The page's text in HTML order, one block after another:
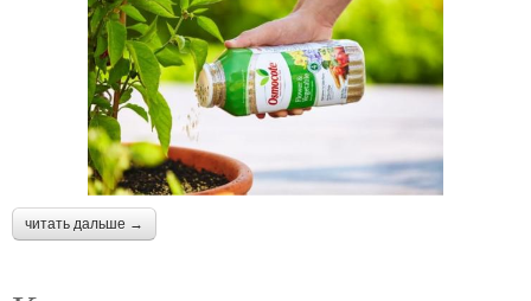
читать дальше →